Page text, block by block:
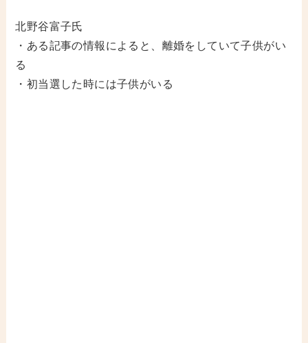
北野谷富子氏
・ある記事の情報によると、離婚をしていて子供がい
る
・初当選した時には子供がいる